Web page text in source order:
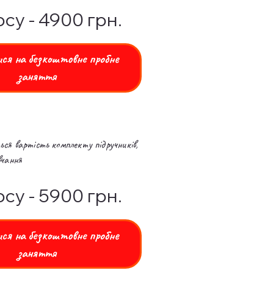
- 4900 грн.
на безкоштовне пробне
заняття
вартість комплекту підручників,
- 5900 грн.
на безкоштовне пробне
заняття